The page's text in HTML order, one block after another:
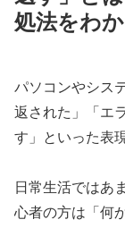
処法をわ
パソコンやシス
返された」「エ
す」といった表
日常生活ではあ
心者の方は「何